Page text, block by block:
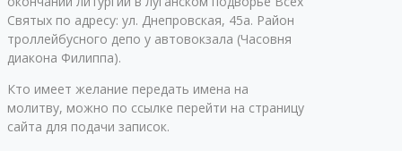
Святых по адресу: ул. Днепровская, 45а. Район
троллейбусного депо у автовокзала (Часовня
диакона Филиппа).
Кто имеет желание передать имена на
молитву, можно по ссылке перейти на страницу
сайта для подачи записок.